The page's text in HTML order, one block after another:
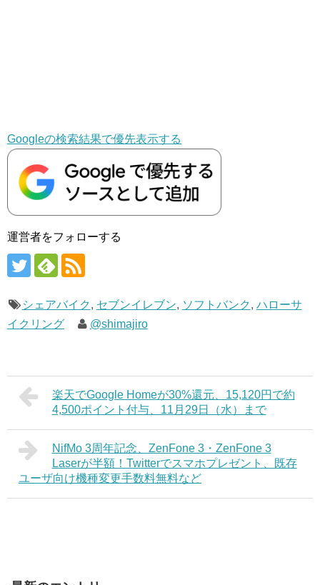
Googleの検索結果で優先表示する
運営者をフォローする
シェアバイク , セブンイレブン, ソフトバンク , ハローサ
イクリング
@shimajiro
楽天でGoogle Homeが30%還元、15,120円で約
4,500ポイント付与、11月29日（水）まで
NifMo 3周年記念、ZenFone 3・ZenFone 3
Laserが半額！Twitterでスマホプレゼント、既存
ユーザ向け機種変更手数料無料など